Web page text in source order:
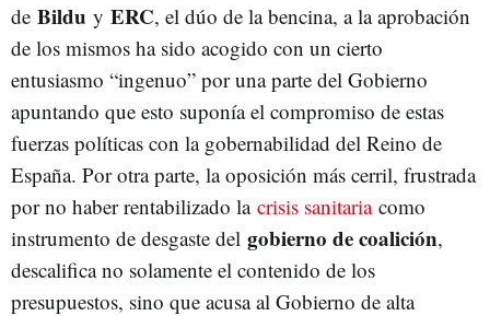
de Bildu y ERC, el dúo de la bencina, a la aprobación
de los mismos ha sido acogido con un cierto
entusiasmo “ingenuo” por una parte del Gobierno
apuntando que esto suponía el compromiso de estas
fuerzas políticas con la gobernabilidad del Reino de
España. Por otra parte, la oposición más cerril, frustrada
por no haber rentabilizado la crisis sanitariacomo
instrumento de desgaste del gobierno de coalición,
descalifica no solamente el contenido de los
presupuestos, sino que acusa al Gobierno de alta